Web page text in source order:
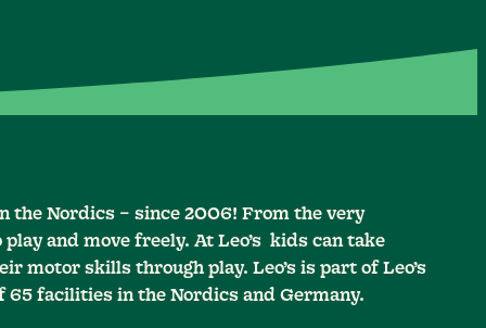
the Nordics – since 2006! From the very
and move freely. At Leo’s kids can take
motor skills through play. Leo’s is part of Leo’s
65 facilities in the Nordics and Germany.